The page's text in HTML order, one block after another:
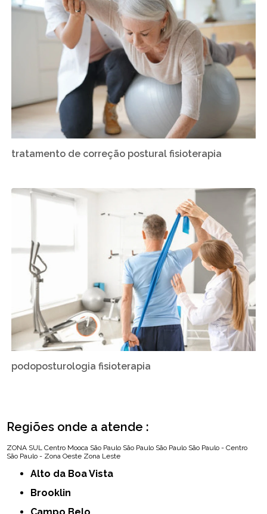
tratamento de correção postural fisioterapia
podoposturologia fisioterapia
Regiões onde a atende :
ZONA SUL Centro Mooca São Paulo São Paulo São Paulo São Paulo - Centro
São Paulo - Zona Oeste Zona Leste
Alto da Boa Vista
Brooklin